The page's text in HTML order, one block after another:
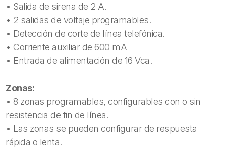
• Salida de sirena de 2 A.
• 2 salidas de voltaje programables.
• Detección de corte de línea telefónica.
• Corriente auxiliar de 600 mA
• Entrada de alimentación de 16 Vca.
Zonas:
• 8 zonas programables, configurables con o sin
resistencia de fin de línea.
• Las zonas se pueden configurar de respuesta
rápida o lenta.